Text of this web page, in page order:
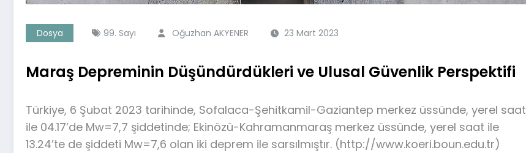
Dosya 99. Sayı Oğuzhan AKYENER 23 Mart 2023
Maraş Depreminin Düşündürdükleri ve Ulusal Güvenlik Perspektifi
Türkiye, 6 Şubat 2023 tarihinde, Sofalaca-Şehitkamil-Gaziantep merkez üssünde, yerel saat
ile 04.17’de Mw=7,7 şiddetinde; Ekinözü-Kahramanmaraş merkez üssünde, yerel saat ile
13.24’te de şiddeti Mw=7,6 olan iki deprem ile sarsılmıştır. (http://www.koeri.boun.edu.tr)